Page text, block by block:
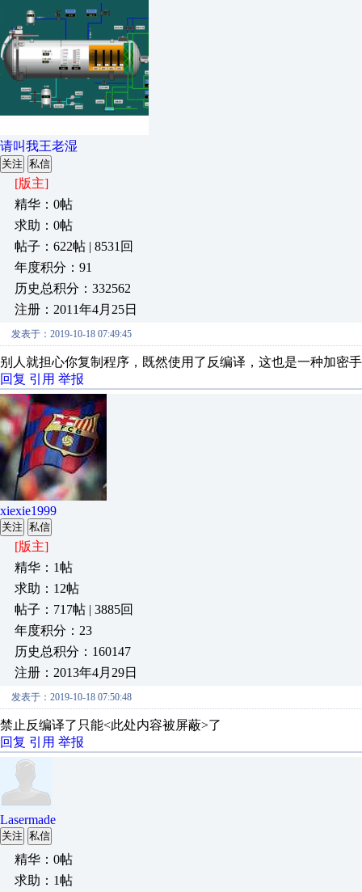
请叫我王老湿
关注 私信
[版主]
精华：0帖
求助：0帖
帖子：622帖 | 8531回
年度积分：91
历史总积分：332562
注册：2011年4月25日
发表于：2019-10-18 07:49:45
别人就担心你复制程序，既然使用了反编译，这也是一种加密
回复 引用 举报
xiexie1999
关注 私信
[版主]
精华：1帖
求助：12帖
帖子：717帖 | 3885回
年度积分：23
历史总积分：160147
注册：2013年4月29日
发表于：2019-10-18 07:50:48
禁止反编译了只能<此处内容被屏蔽>了
回复 引用 举报
Lasermade
关注 私信
精华：0帖
求助：1帖